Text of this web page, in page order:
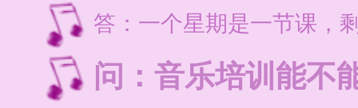
答：一个星期是一节课，
问：音乐培训能不